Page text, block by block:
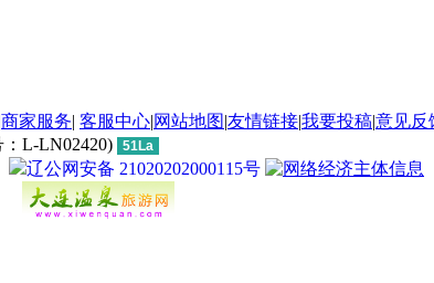
商家服务| 客服中心|网站地图|友情链接|我要投稿|意见反
L-LN02420) 51La
辽公网安备 21020202000115号